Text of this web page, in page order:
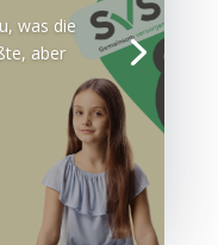
was die
aber